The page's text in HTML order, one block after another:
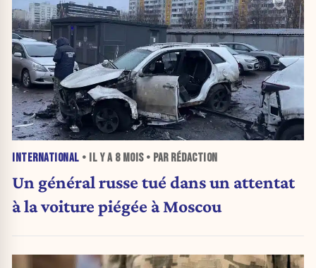
INTERNATIONAL • IL Y A 8 MOIS• PAR RÉDACTION
Un général russe tué dans un attentat
à la voiture piégée à Moscou